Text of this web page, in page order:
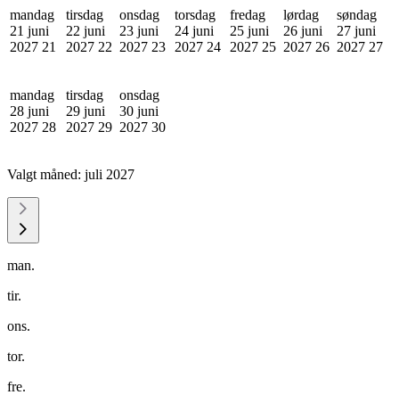
mandag
21 juni
2027 21
tirsdag
22 juni
2027 22
onsdag
23 juni
2027 23
torsdag
24 juni
2027 24
fredag
25 juni
2027 25
lørdag
26 juni
2027 26
søndag
27 juni
2027 27
mandag
28 juni
2027 28
tirsdag
29 juni
2027 29
onsdag
30 juni
2027 30
Valgt måned: juli 2027
man.
tir.
ons.
tor.
fre.